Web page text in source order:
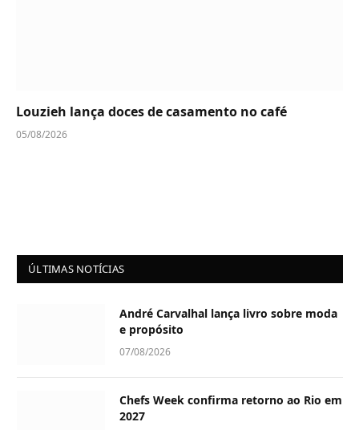
Louzieh lança doces de casamento no café
05/08/2026
ÚLTIMAS NOTÍCIAS
André Carvalhal lança livro sobre moda
e propósito
07/08/2026
Chefs Week confirma retorno ao Rio em
2027